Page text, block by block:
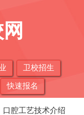
卫校招生
快速报名
口腔工艺技术介绍